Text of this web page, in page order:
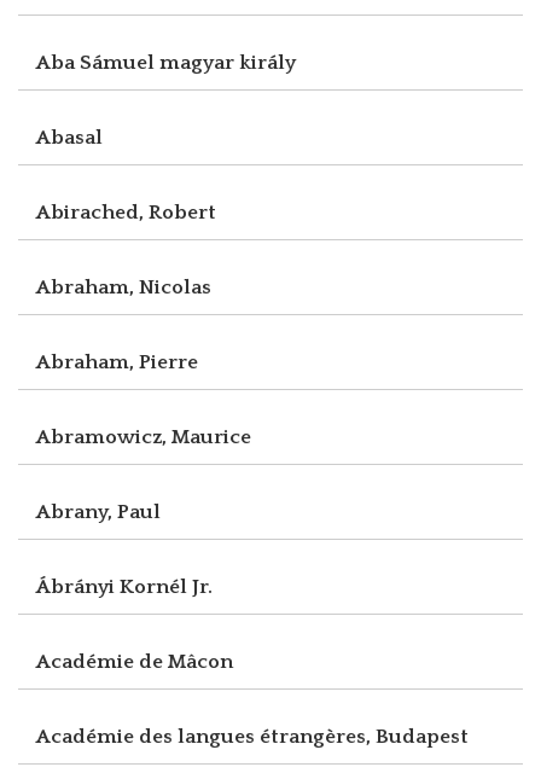
Aba Sámuel magyar király
Abasal
Abirached, Robert
Abraham, Nicolas
Abraham, Pierre
Abramowicz, Maurice
Abrany, Paul
Ábrányi Kornél Jr.
Académie de Mâcon
Académie des langues étrangères, Budapest